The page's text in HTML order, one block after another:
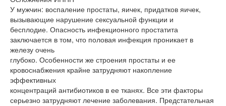
У мужчин: воспаление простаты, яичек, придатков яичек,
вызывающие нарушение сексуальной функции и
бесплодие. Опасность инфекционного простатита
заключается в том, что половая инфекция проникает в
железу очень
глубоко. Особенности же строения простаты и ее
кровоснабжения крайне затрудняют накопление
эффективных
концентраций антибиотиков в ее тканях. Все эти факторы
серьезно затрудняют лечение заболевания. Предстательная